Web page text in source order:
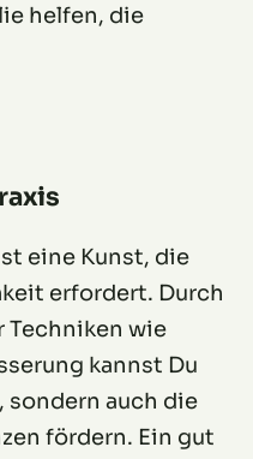
helfen, die
eine Kunst, die
erfordert. Durch
Techniken wie
kannst Du
sondern auch die
fördern. Ein gut